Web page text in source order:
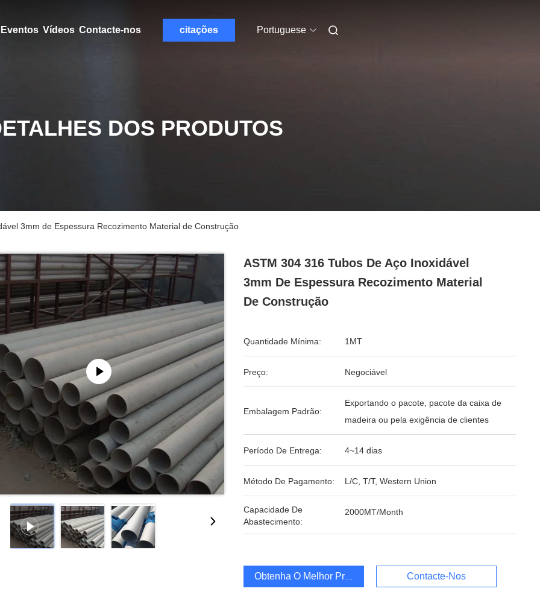
Eventos Vídeos Contacte-nos citações Portuguese
DOS PRODUTOS
3mm de Espessura Recozimento Material de Construção
ASTM 304 316 Tubos De Aço Inoxidável
3mm De Espessura Recozimento Material
De Construção
Quantidade Mínima: 1MT
Preço: Negociável
Embalagem Padrão:
Exportando o pacote, pacote da caixa de
madeira ou pela exigência de clientes
Período De Entrega: 4~14 dias
Método De Pagamento: L/C, T/T, Western Union
Capacidade De
Abastecimento:
2000MT/Month
Obtenha O Melhor Preço Contacte-Nos